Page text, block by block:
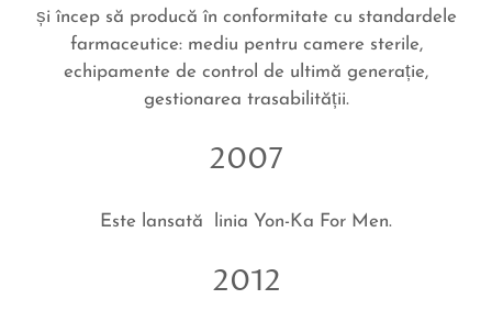
și încep să producă în conformitate cu standardele
farmaceutice: mediu pentru camere sterile,
echipamente de control de ultimă generație,
gestionarea trasabilității.
2007
Este lansată linia Yon-Ka For Men.
2012